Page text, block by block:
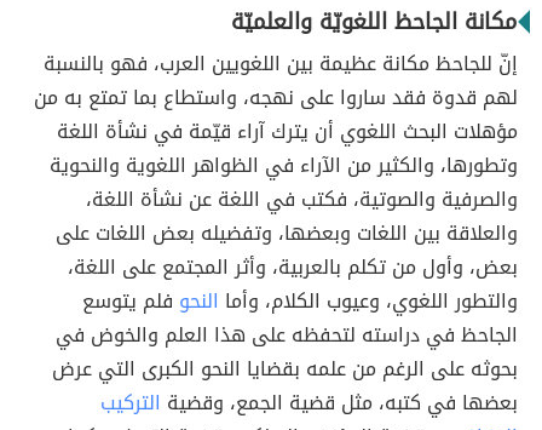
مكانة الجاحظ اللغويّة والعلميّة
إنّ للجاحظ مكانة عظيمة بين اللغويين العرب، فهو بالنسبة
لهم قدوة فقد ساروا على نهجه، واستطاع بما تمتع به من
مؤهلات البحث اللغوي أن يترك آراء قيّمة في نشأة اللغة
وتطورها، والكثير من الآراء في الظواهر اللغوية والنحوية
والصرفية والصوتية، فكتب في اللغة عن نشأة اللغة،
والعلاقة بين اللغات وبعضها، وتفضيله بعض اللغات على
بعض، وأول من تكلم بالعربية، وأثر المجتمع على اللغة،
والتطور اللغوي، وعيوب الكلام، وأما النحو فلم يتوسع
الجاحظ في دراسته لتحفظه على هذا العلم والخوض في
بحوثه على الرغم من علمه بقضايا النحو الكبرى التي عرض
بعضها في كتبه، مثل قضية الجمع، وقضية التركيب